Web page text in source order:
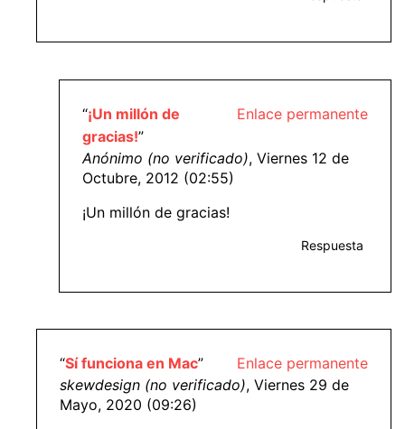
Enlace permanente
“¡Un millón de
gracias!”
Anónimo (no verificado), Viernes 12 de
Octubre, 2012 (02:55)
¡Un millón de gracias!
Respuesta
Enlace permanente
“Sí funciona en Mac”
skewdesign (no verificado), Viernes 29 de
Mayo, 2020 (09:26)